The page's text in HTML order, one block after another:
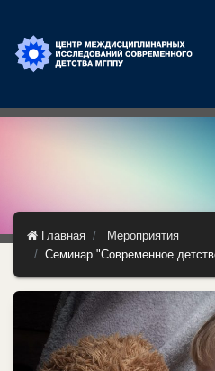
Главная
Мероприятия
Семинар "Современное